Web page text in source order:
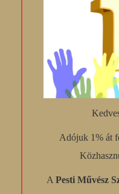
Adójuk 1% át
A Pesti Művész